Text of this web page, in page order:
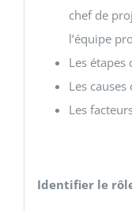
chef de
l’équipe
Les
Les causes
Les
Identifier le